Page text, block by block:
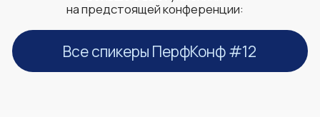
Практики SRE, мониторинга и обеспечение
надежности систем